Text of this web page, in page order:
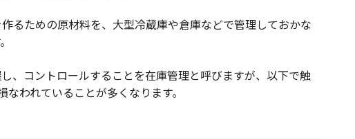
るための原材料を、大型冷蔵庫や倉庫などで管理しておかな
、コントロールすることを在庫管理と呼びますが、以下で触
われていることが多くなります。